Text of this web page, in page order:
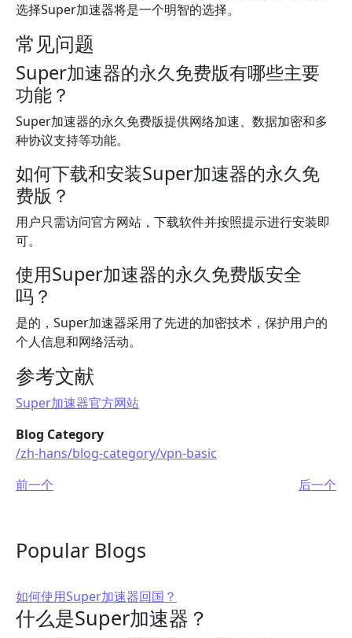
选择Super加速器将是一个明智的选择。
常见问题
Super加速器的永久免费版有哪些主要
功能？
Super加速器的永久免费版提供网络加速、数据加密和多
种协议支持等功能。
如何下载和安装Super加速器的永久免
费版？
用户只需访问官方网站，下载软件并按照提示进行安装即
可。
使用Super加速器的永久免费版安全
吗？
是的，Super加速器采用了先进的加密技术，保护用户的
个人信息和网络活动。
参考文献
Super加速器官方网站
Blog Category
/zh-hans/blog-category/vpn-basic
前一个
后一个
Popular Blogs
如何使用Super加速器回国？
什么是Super加速器？